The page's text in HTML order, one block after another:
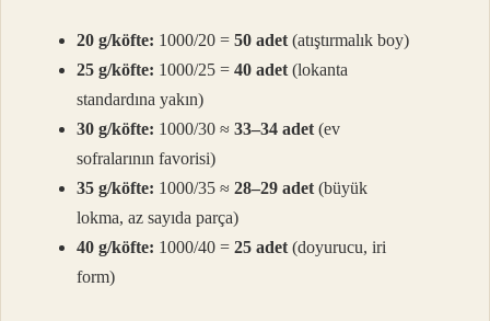
20 g/köfte: 1000/20 =50 adet (atıştırmalık boy)
25 g/köfte: 1000/25 =40 adet (lokanta
standardına yakın)
30 g/köfte: 1000/30 ≈33–34 adet (ev
sofralarının favorisi)
35 g/köfte: 1000/35 ≈28–29 adet (büyük
lokma, az sayıda parça)
40 g/köfte: 1000/40 =25 adet (doyurucu, iri
form)